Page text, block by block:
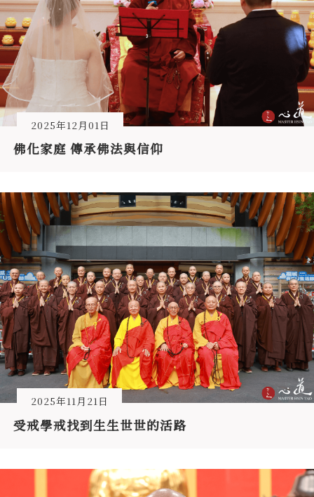
2025年12月01日
佛化家庭 傳承佛法與信仰
2025年11月21日
受戒學戒找到生生世世的活路